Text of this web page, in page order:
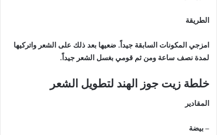
الطريقة
امزجي المكونات السابقة جيداً. ضعيها بعد ذلك على الشعر واتركيها
لمدة نصف ساعة ومن ثم قومي بغسل الشعر جيداً.
خلطة زيت جوز الهند لتطويل الشعر
المقادير
– بيضة